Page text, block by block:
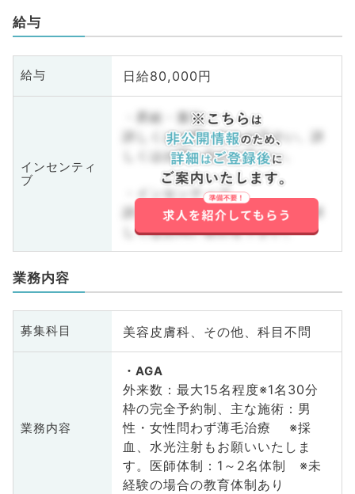
給与
給与 日給80,000円
インセンティ
ブ
・昇給・賞与
詳しくはお問い合わせ下さい。詳
しくはお問い合わせ下さい。
・インセンティブ
詳しくはお問い合わせ下さい。詳
しくはお問い合わせ下さい。
業務内容
募集科目 美容皮膚科、その他、科目不問
業務内容
AGA
外来数：最大15名程度※1名30分
枠の完全予約制、主な施術：男
性・女性問わず薄毛治療 ※採
血、水光注射もお願いいたしま
す。医師体制：1～2名体制 ※未
経験の場合の教育体制あり